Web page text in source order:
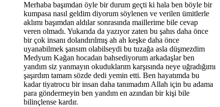
Merhaba başımdan öyle bir durum geçti ki hala ben böyle bir
kumpasa nasıl geldim diyorum söylenen ve verilen ümitlerle
aklımı başımdan aldılar sonrasında maillerime bile cevap
veren olmadı. Yukarıda da yazıyor zaten bu şahıs daha önce
bir çok insanı dolandırılmış ah ah keşke daha önce
uyanabilmek şansım olabilseydi bu tuzağa asla düşmezdim
Medyum Kağan hocadan bahsediyorum arkadaşlar ben
yandım siz yanmayın okuduklarım karşısında neye uğradığımı
şaşırdım tamam sözde dedi yemin etti. Ben hayatımda bu
kadar tiyatrocu bir insan daha tanımadım Allah için bu adama
para göndermeyin ben yandım en azından bir kişi bile
bilinçlense kardır.